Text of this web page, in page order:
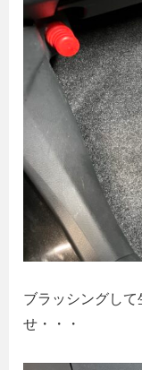
ブラッシングし
せ・・・